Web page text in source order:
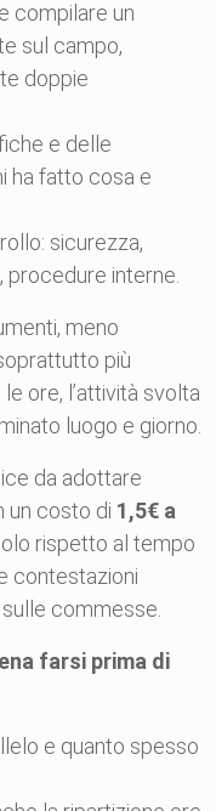
compilare un
sul campo,
doppie
e delle
ha fatto cosa e
sicurezza,
procedure interne.
meno
più
ore, l’attività svolta
luogo e giorno.
da adottare
un costo di 1,5€ a
rispetto al tempo
contestazioni
commesse.
farsi prima di
e quanto spesso